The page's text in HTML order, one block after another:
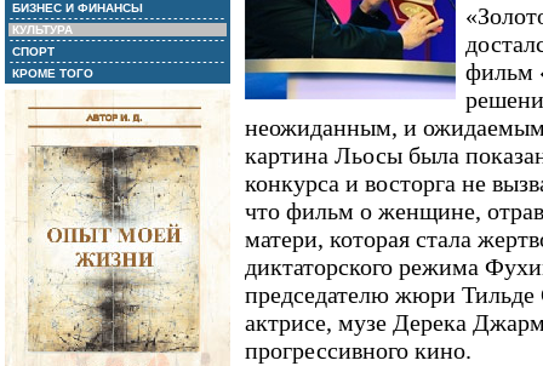
БИЗНЕС И ФИНАНСЫ
КУЛЬТУРА
СПОРТ
КРОМЕ ТОГО
фильм
неожиданным, и
картина Льосы была
конкурса и восторга не
что фильм о женщине,
матери, которая стала
диктаторского режима
председателю жюри Тильде
актрисе, музе Дерека
прогрессивного кино.